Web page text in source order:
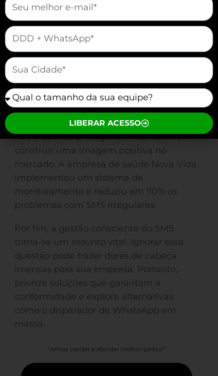
exemplo, gastou milhões em um acordo
após um grande número de clientes
situação ilustra a importância de um
controle rigoroso.
Por isso, ao elaborar suas estratégias de
comunicação, considere também as
consequências jurídicas. Investir em
tecnologia que garanta a conformidade
não é apenas proteger-se, mas também
construir uma imagem positiva no
mercado. A empresa de saúde Nova Vida
implementou um sistema de
monitoramento e reduziu em 70% os
problemas com SMS irregulares.
Por fim, a gestão consciente do SMS
torna-se um assunto vital. Ignorar essa
questão pode trazer dores de cabeça
imensas para sua empresa. Portanto,
priorize soluções que garantam a
conformidade e explore alternativas
como o disparador de WhatsApp em
massa.
Vamos vender e atender melhor juntos?
mauticform[telefone]
mauticform[cidade]
mauticform[equipe]
LIBERAR ACESSO